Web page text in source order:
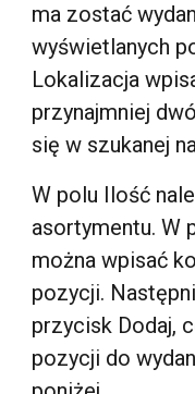
ma zostać
wyświetlanych
Lokalizacja
przynajmniej
się w szukanej
W polu Ilość
asortymentu. W
można wpisać
pozycji.
przycisk Dodaj,
pozycji do